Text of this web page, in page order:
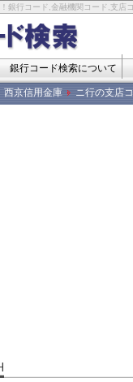
銀行コード,金融機関コード,支店
銀行コード検索について
西京信用金庫 ニ行の支店